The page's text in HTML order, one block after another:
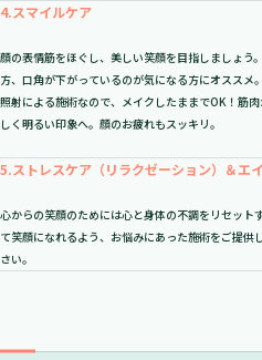
4.スマイルケア
顔の表情筋をほぐし、美しい笑顔を目指しましょう
方、口角が下がっているのが気になる方にオスス
照射による施術なので、メイクしたままでOK！筋
しく明るい印象へ。顔のお疲れもスッキリ。
5.ストレスケア（リラクゼーション）＆エ
心からの笑顔のためには心と身体の不調をリセット
て笑顔になれるよう、お悩みにあった施術をご提供
さい。